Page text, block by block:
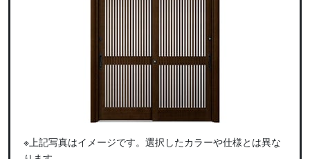
※上記写真はイメージです。選択したカラーや仕様とは異な